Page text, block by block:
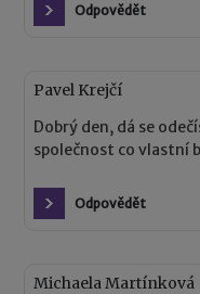
Odpovědět
Pavel Krejčí
Dobrý den, dá se
společnost co vlastní
Odpovědět
Michaela Martínková